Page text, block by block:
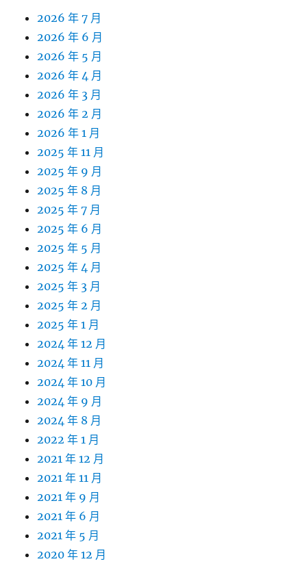
2026 年 7 月
2026 年 6 月
2026 年 5 月
2026 年 4 月
2026 年 3 月
2026 年 2 月
2026 年 1 月
2025 年 11 月
2025 年 9 月
2025 年 8 月
2025 年 7 月
2025 年 6 月
2025 年 5 月
2025 年 4 月
2025 年 3 月
2025 年 2 月
2025 年 1 月
2024 年 12 月
2024 年 11 月
2024 年 10 月
2024 年 9 月
2024 年 8 月
2022 年 1 月
2021 年 12 月
2021 年 11 月
2021 年 9 月
2021 年 6 月
2021 年 5 月
2020 年 12 月